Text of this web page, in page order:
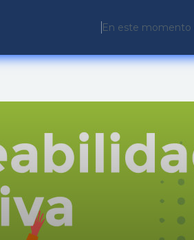
En este momento